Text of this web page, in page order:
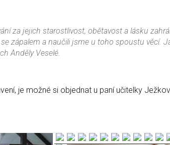
za jejich starostlivost, obětavost a lásku
zápalem a naučili jsme u toho spoustu věcí.
Anděly Veselé.
je možné si objednat u paní učitelky